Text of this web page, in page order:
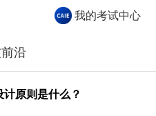
我的考试中心
沿
原则是什么？